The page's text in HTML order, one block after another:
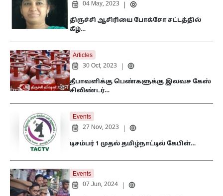
04 May, 2023
திருச்சி ஆசிரியை போக்சோ சட்டத்தில்
கீழ்…
Articles
30 Oct, 2023
தீபாவளிக்கு பெண்களுக்கு இலவச கேஸ்
சிலிண்டர்…
Events
27 Nov, 2023
டிசம்பர் 1 முதல் தமிழ்நாட்டில் கேபிள்…
Events
07 Jun, 2024